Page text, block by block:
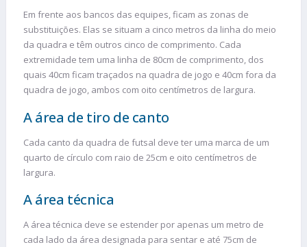
Em frente aos bancos das equipes, ficam as zonas de
substituições. Elas se situam a cinco metros da linha do meio
da quadra e têm outros cinco de comprimento. Cada
extremidade tem uma linha de 80cm de comprimento, dos
quais 40cm ficam traçados na quadra de jogo e 40cm fora da
quadra de jogo, ambos com oito centímetros de largura.
A área de tiro de canto
Cada canto da quadra de futsal deve ter uma marca de um
quarto de círculo com raio de 25cm e oito centímetros de
largura.
A área técnica
A área técnica deve se estender por apenas um metro de
cada lado da área designada para sentar e até 75cm de